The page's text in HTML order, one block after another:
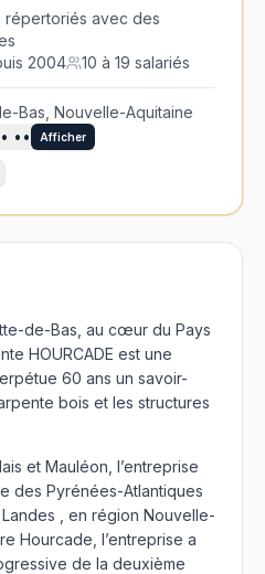
répertoriés avec des
2004
10 à 19 salariés
Bas, Nouvelle-Aquitaine
•• Afficher
de-Bas, au cœur du Pays
HOURCADE est une
60 ans un savoir-
bois et les structures
et Mauléon, l’entreprise
des Pyrénées-Atlantiques
, en région Nouvelle-
Hourcade, l’entreprise a
de la deuxième